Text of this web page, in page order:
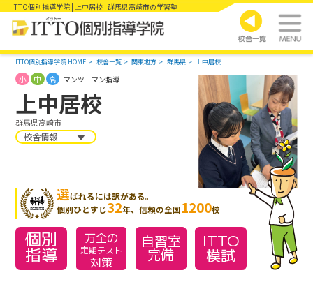
ITTO個別指導学院 | 上中居校 | 群馬県高崎市の学習塾
ITTO個別指導学院 HOME 校舎一覧 関東地方 群馬県 上中居校
上中居校
群馬県高崎市
小 中 高 マンツーマン指導
校舎情報
選ばれるには訳がある。
個別ひとすじ32年、信頼の全国1200校
個別
指導
万全の
定期テスト
対策
自習室
完備
ITTO
模試